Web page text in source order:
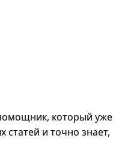
который уже
статей и точно знает,